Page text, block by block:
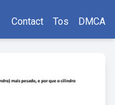
Contact Tos DMCA